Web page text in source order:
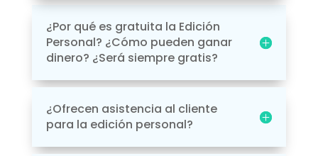
¿Por qué es gratuita la Edición
Personal? ¿Cómo pueden ganar
dinero? ¿Será siempre gratis?
¿Ofrecen asistencia al cliente
para la edición personal?